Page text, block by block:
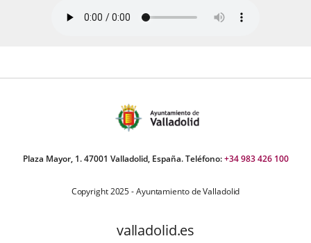
Plaza Mayor, 1. 47001 Valladolid, España. Teléfono:+34 983 426 100
Copyright 2025 - Ayuntamiento de Valladolid
valladolid.es